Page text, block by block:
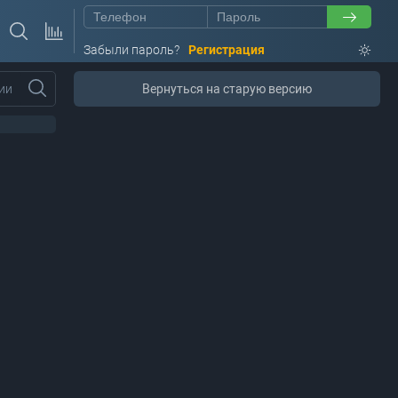
Забыли пароль? Регистрация
Вернуться на старую версию